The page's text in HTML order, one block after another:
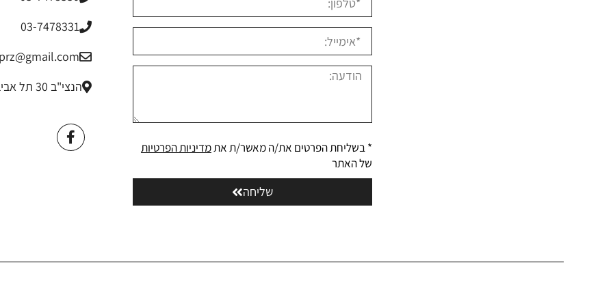
* בשליחת הפרטים את/ה מאשר/ת אתמדיניות הפרטיות
של האתר
שליחה
03-7478331
הנצי"ב 30 תל אביב